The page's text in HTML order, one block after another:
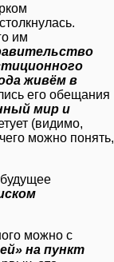
им
живём в
его обещания
мир и
(видимо,
можно понять,
можно с
на пункт